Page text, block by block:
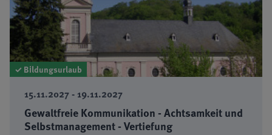
✓ Bildungsurlaub
15.11.2027 - 19.11.2027
Gewaltfreie Kommunikation - Achtsamkeit und
Selbstmanagement - Vertiefung